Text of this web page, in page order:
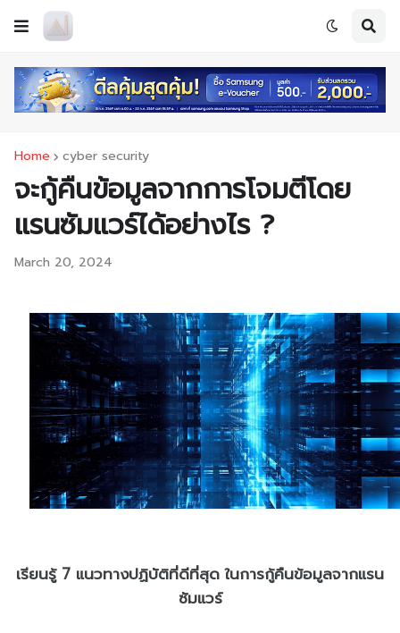
Home cyber security
จะกู้คืนข้อมูลจากการโจมตีโดย
แรนซัมแวร์ได้อย่างไร ?
March 20, 2024
เรียนรู้ 7 แนวทางปฏิบัติที่ดีที่สุด ในการกู้คืนข้อมูลจากแรน
ซัมแวร์